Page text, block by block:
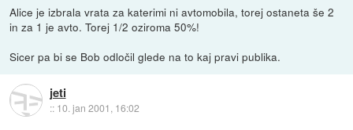
Alice je izbrala vrata za katerimi ni avtomobila, torej ostaneta še 2
in za 1 je avto. Torej 1/2 oziroma 50%!
Sicer pa bi se Bob odločil glede na to kaj pravi publika.
jeti
:: 10. jan 2001, 16:02